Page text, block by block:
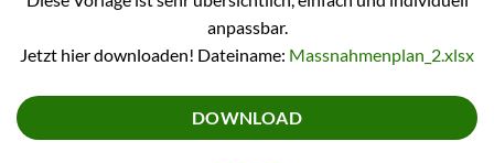
anpassbar.
Jetzt hier downloaden! Dateiname: Massnahmenplan_2.xlsx
DOWNLOAD